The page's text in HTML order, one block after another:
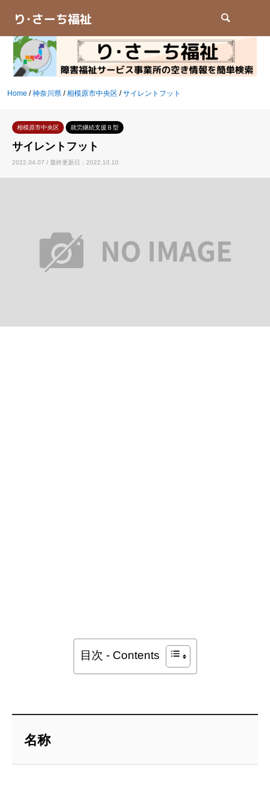
Home /神奈川県 /相模原市中央区 /サイレントフット
相模原市中央区 就労継続支援Ｂ型
サイレントフット
2022.04.07 / 最終更新日：2022.10.10
目次 - Contents
名称